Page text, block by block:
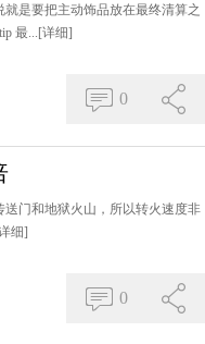
是要把主动饰品放在最终清算之
最... [详细]
0
送门和地狱火山，所以转火速度非
细]
0